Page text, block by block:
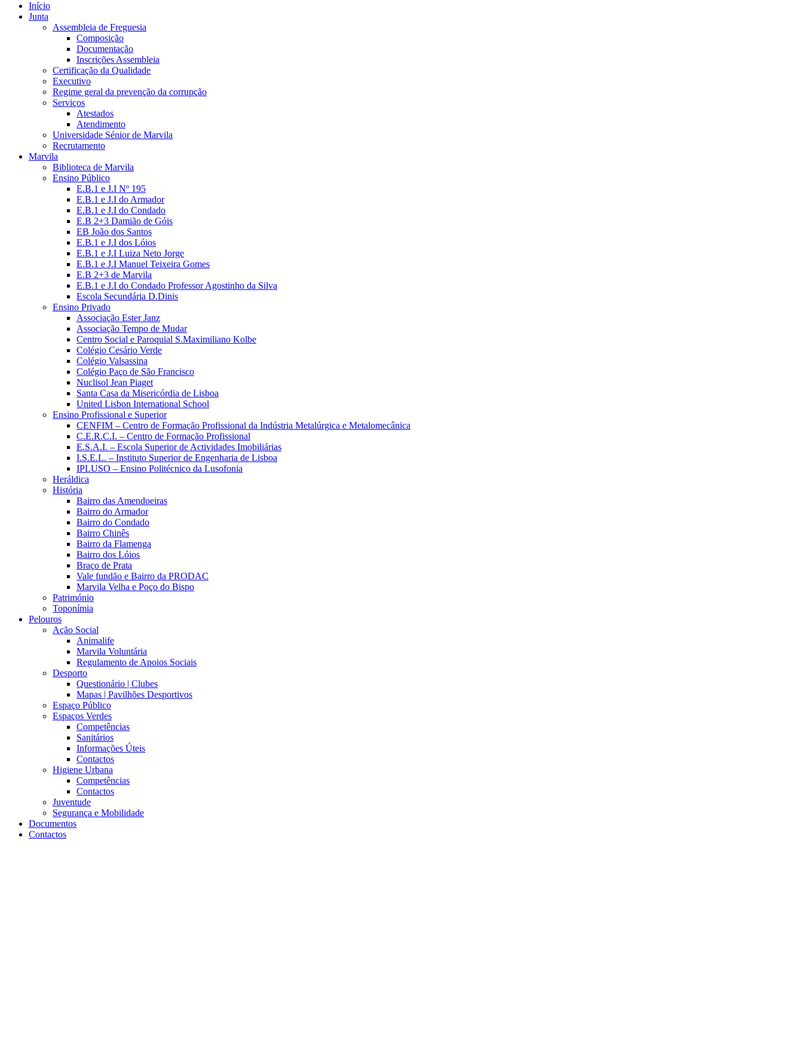
Início
Junta
Assembleia de Freguesia
Composição
Documentação
Inscrições Assembleia
Certificação da Qualidade
Executivo
Regime geral da prevenção da corrupção
Serviços
Atestados
Atendimento
Universidade Sénior de Marvila
Recrutamento
Marvila
Biblioteca de Marvila
Ensino Público
E.B.1 e J.I Nº 195
E.B.1 e J.I do Armador
E.B.1 e J.I do Condado
E.B 2+3 Damião de Góis
EB João dos Santos
E.B.1 e J.I dos Lóios
E.B.1 e J.I Luiza Neto Jorge
E.B.1 e J.I Manuel Teixeira Gomes
E.B 2+3 de Marvila
E.B.1 e J.I do Condado Professor Agostinho da Silva
Escola Secundária D.Dinis
Ensino Privado
Associação Ester Janz
Associação Tempo de Mudar
Centro Social e Paroquial S.Maximiliano Kolbe
Colégio Cesário Verde
Colégio Valsassina
Colégio Paço de São Francisco
Nuclisol Jean Piaget
Santa Casa da Misericórdia de Lisboa
United Lisbon International School
Ensino Profissional e Superior
CENFIM – Centro de Formação Profissional da Indústria Metalúrgica e Metalomecânica
C.E.R.C.I. – Centro de Formação Profissional
E.S.A.I. – Escola Superior de Actividades Imobiliárias
I.S.E.L. – Instituto Superior de Engenharia de Lisboa
IPLUSO – Ensino Politécnico da Lusofonia
Heráldica
História
Bairro das Amendoeiras
Bairro do Armador
Bairro do Condado
Bairro Chinês
Bairro da Flamenga
Bairro dos Lóios
Braço de Prata
Vale fundão e Bairro da PRODAC
Marvila Velha e Poço do Bispo
Património
Toponímia
Pelouros
Ação Social
Animalife
Marvila Voluntária
Regulamento de Apoios Sociais
Desporto
Questionário | Clubes
Mapas | Pavilhões Desportivos
Espaço Público
Espaços Verdes
Competências
Sanitários
Informações Úteis
Contactos
Higiene Urbana
Competências
Contactos
Juventude
Segurança e Mobilidade
Documentos
Contactos